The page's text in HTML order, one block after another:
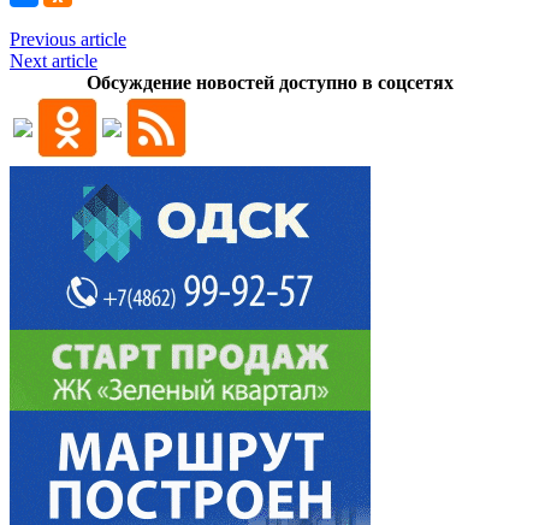
Previous article
Next article
Обсуждение новостей доступно в соцсетях